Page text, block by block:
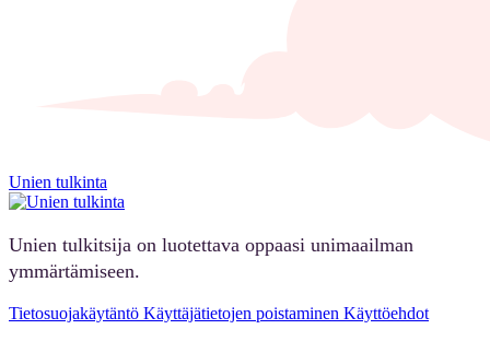
Unien tulkinta
Unien tulkitsija on luotettava oppaasi unimaailman
ymmärtämiseen.
Tietosuojakäytäntö Käyttäjätietojen poistaminen Käyttöehdot